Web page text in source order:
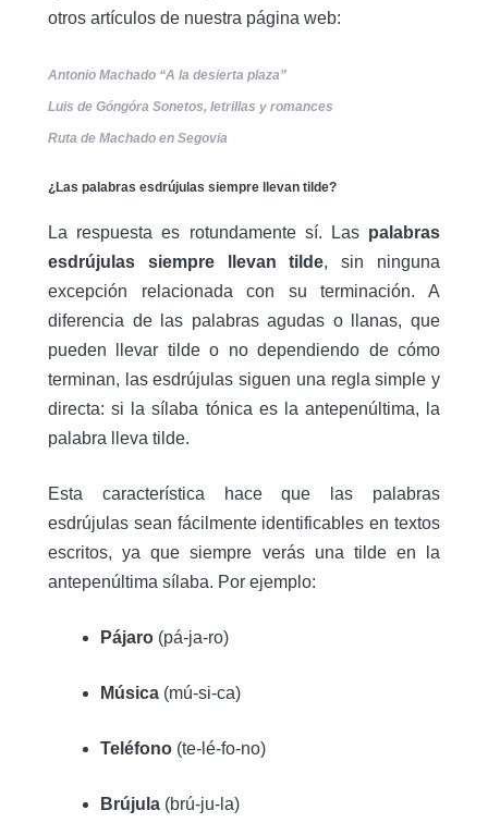
otros artículos de nuestra página web:
Antonio Machado “A la desierta plaza”
Luis de Góngóra Sonetos, letrillas y romances
Ruta de Machado en Segovia
¿Las palabras esdrújulas siempre llevan tilde?
La respuesta es rotundamente sí. Las palabras
esdrújulas siempre llevan tilde, sin ninguna
excepción relacionada con su terminación. A
diferencia de las palabras agudas o llanas, que
pueden llevar tilde o no dependiendo de cómo
terminan, las esdrújulas siguen una regla simple y
directa: si la sílaba tónica es la antepenúltima, la
palabra lleva tilde.
Esta característica hace que las palabras
esdrújulas sean fácilmente identificables en textos
escritos, ya que siempre verás una tilde en la
antepenúltima sílaba. Por ejemplo:
Pájaro (pá-ja-ro)
Música (mú-si-ca)
Teléfono (te-lé-fo-no)
Brújula (brú-ju-la)